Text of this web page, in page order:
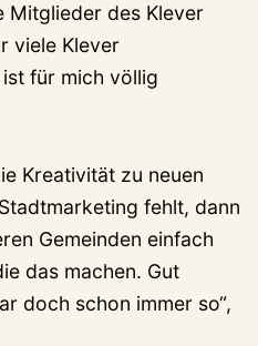
Mitglieder des Klever
viele Klever
für mich völlig
Kreativität zu neuen
fehlt, dann
Gemeinden einfach
das machen. Gut
doch schon immer so“,